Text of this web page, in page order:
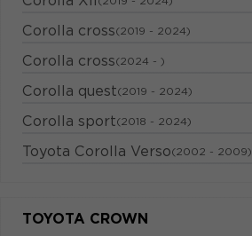
Corolla cross(2019 - 2024)
Corolla cross(2024 - )
Corolla quest(2019 - 2024)
Corolla sport(2018 - 2024)
Toyota Corolla Verso(2002 - 2009)
TOYOTA CROWN